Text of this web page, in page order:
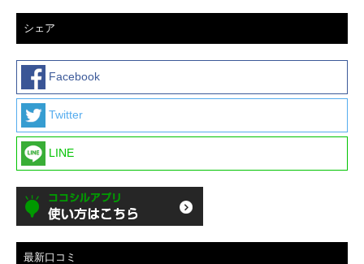
シェア
Facebook
Twitter
LINE
最新口コミ